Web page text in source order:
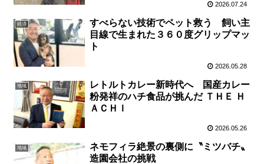
2026.07.24
経済
すべらない技術でペット救う 飼い主
目線で生まれた３６０度グリップマッ
ト
2026.05.28
地域
レトルトカレー新時代へ 国産カレー
粉発祥のハチ食品が挑んだ ＴＨＥ Ｈ
ＡＣＨＩ
2026.05.26
地域
ネモフィラ絶景の裏側に〝ミツバチ〟
造園会社の挑戦